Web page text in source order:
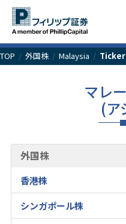
TOP / 外国株/ Malaysia /
マレ
(ア
外国株
香港株
シンガポール株